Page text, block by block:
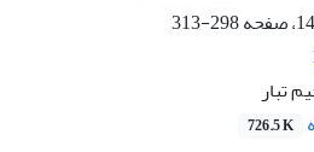
298-313
تبار
726.5 K